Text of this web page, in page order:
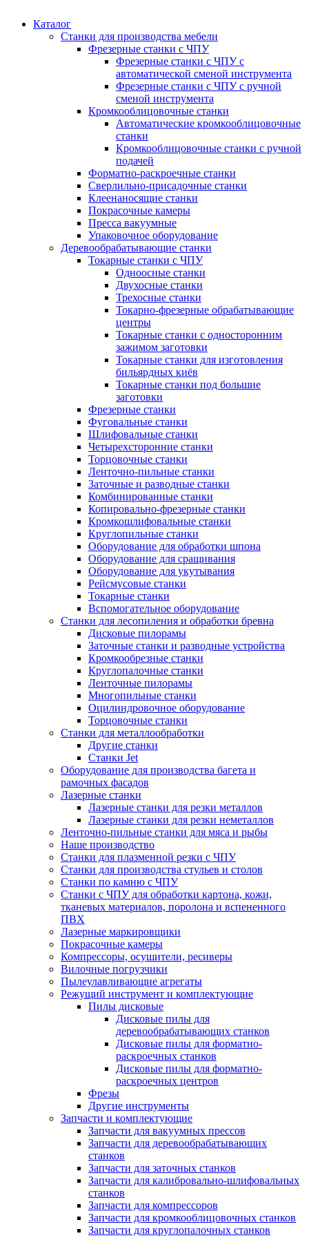
Каталог
Станки для производства мебели
Фрезерные станки с ЧПУ
Фрезерные станки с ЧПУ с
автоматической сменой инструмента
Фрезерные станки с ЧПУ с ручной
сменой инструмента
Кромкооблицовочные станки
Автоматические кромкооблицовочные
станки
Кромкооблицовочные станки с ручной
подачей
Форматно-раскроечные станки
Сверлильно-присадочные станки
Клеенаносящие станки
Покрасочные камеры
Пресса вакуумные
Упаковочное оборудование
Деревообрабатывающие станки
Токарные станки с ЧПУ
Одноосные станки
Двухосные станки
Трехосные станки
Токарно-фрезерные обрабатывающие
центры
Токарные станки с односторонним
зажимом заготовки
Токарные станки для изготовления
бильярдных киёв
Токарные станки под большие
заготовки
Фрезерные станки
Фуговальные станки
Шлифовальные станки
Четырехсторонние станки
Торцовочные станки
Ленточно-пильные станки
Заточные и разводные станки
Комбинированные станки
Копировально-фрезерные станки
Кромкошлифовальные станки
Круглопильные станки
Оборудование для обработки шпона
Оборудование для сращивания
Оборудование для укутывания
Рейсмусовые станки
Токарные станки
Вспомогательное оборудование
Станки для лесопиления и обработки бревна
Дисковые пилорамы
Заточные станки и разводные устройства
Кромкообрезные станки
Круглопалочные станки
Ленточные пилорамы
Многопильные станки
Оцилиндровочное оборудование
Торцовочные станки
Станки для металлообработки
Другие станки
Станки Jet
Оборудование для производства багета и
рамочных фасадов
Лазерные станки
Лазерные станки для резки металлов
Лазерные станки для резки неметаллов
Ленточно-пильные станки для мяса и рыбы
Наше производство
Станки для плазменной резки с ЧПУ
Станки для производства стульев и столов
Станки по камню с ЧПУ
Станки с ЧПУ для обработки картона, кожи,
тканевых материалов, поролона и вспененного
ПВХ
Лазерные маркировщики
Покрасочные камеры
Компрессоры, осушители, ресиверы
Вилочные погрузчики
Пылеулавливающие агрегаты
Режущий инструмент и комплектующие
Пилы дисковые
Дисковые пилы для
деревообрабатывающих станков
Дисковые пилы для форматно-
раскроечных станков
Дисковые пилы для форматно-
раскроечных центров
Фрезы
Другие инструменты
Запчасти и комплектующие
Запчасти для вакуумных прессов
Запчасти для деревообрабатывающих
станков
Запчасти для заточных станков
Запчасти для калибровально-шлифовальных
станков
Запчасти для компрессоров
Запчасти для кромкооблицовочных станков
Запчасти для круглопалочных станков